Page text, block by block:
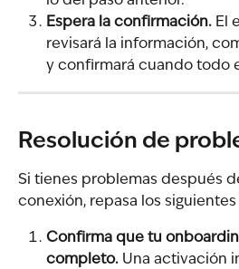
Espera la confirmación. El
revisará la información,
y confirmará cuando todo
Resolución de
Si tienes problemas después
conexión, repasa los
Confirma que tu
completo. Una activación